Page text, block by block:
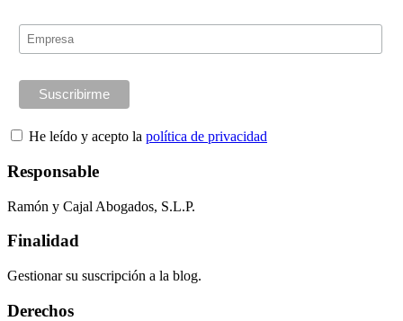
He leído y acepto la política de privacidad
Responsable
Ramón y Cajal Abogados, S.L.P.
Finalidad
Gestionar su suscripción a la blog.
Derechos